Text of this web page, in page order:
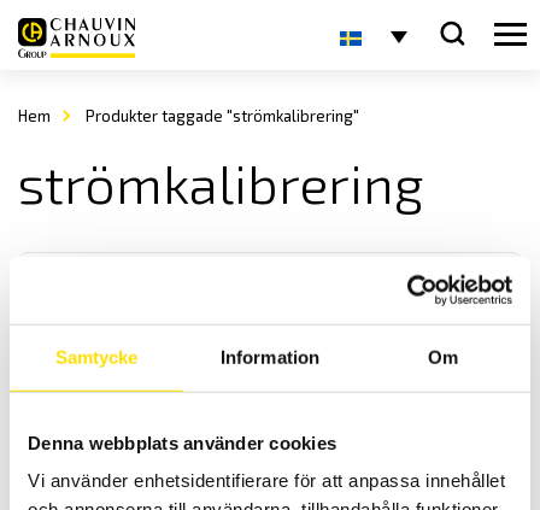
Samtycke Information Om
Denna webbplats använder cookies
Vi använder enhetsidentifierare för att anpassa innehållet
Hem Produkter taggade "strömkalibrering"
strömkalibrering
CA1621 CA1623 & CA1631 Kalibratorer
Kalibratorer för samtidig simulering och mätning av temperatur
samt mA och V processignaler med 1 µA / 1 µV upplösning.